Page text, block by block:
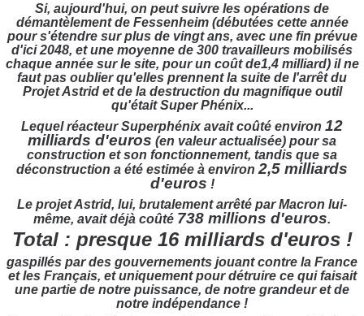
Si, aujourd'hui, on peut suivre les opérations de
démantèlement de Fessenheim (débutées cette année
pour s'étendre sur plus de vingt ans, avec une fin prévue
d'ici 2048, et une moyenne de 300 travailleurs mobilisés
chaque année sur le site, pour un coût de1,4 milliard) il ne
faut pas oublier qu'elles prennent la suite de l'arrêt du
Projet Astrid et de la destruction du magnifique outil
qu'était Super Phénix...
Lequel réacteurSuperphénix avait coûté environ 12
milliards d'euros (en valeur actualisée) pour sa
construction et son fonctionnement, tandis que sa
déconstruction a été estimée à environ 2,5 milliards
d'euros !
Le projet Astrid, lui, brutalement arrêté par Macron lui-
même, avait déjà coûté 738 millions d'euros.
Total : presque 16 milliards d'euros !
gaspillés par des gouvernements jouant contre la France
et les Français, et uniquement pour détruire ce qui faisait
une partie de notre puissance, de notre grandeur et de
notre indépendance !